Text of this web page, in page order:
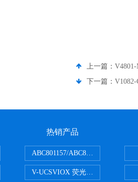
上一篇：
下一篇：
热销产品
ABC801157/ABC801506ABC常规
V-UCSVIOX 荧光定量封板膜